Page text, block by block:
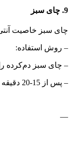
9. چای سبز
چای سبز خاصیت
– روش استفاده:
– چای سبز دم‌کرده
– پس از 15-20 دقیقه بشویید.
—